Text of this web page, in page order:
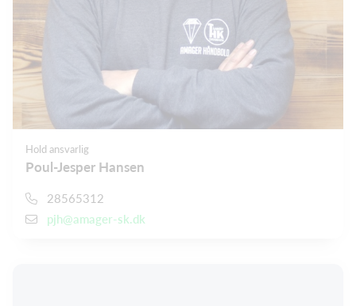
Hold ansvarlig
Poul-Jesper Hansen
28565312
pjh@amager-sk.dk